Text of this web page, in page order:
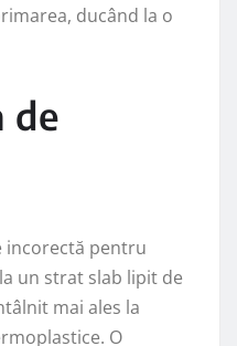
ducând la o
de
incorectă pentru
un strat slab lipit de
mai ales la
O